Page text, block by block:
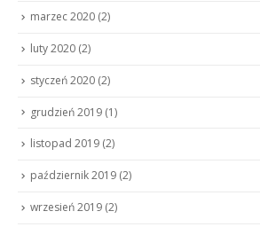
marzec 2020 (2)
luty 2020 (2)
styczeń 2020 (2)
grudzień 2019 (1)
listopad 2019 (2)
październik 2019 (2)
wrzesień 2019 (2)